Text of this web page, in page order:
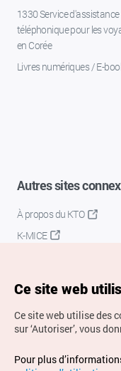
1330 Service d'assistance
téléphonique pour les
en Corée
Livres numériques / E-
Autres sites
À propos du KTO
K-MICE
Droits d’auteur (c)
Ce site web
Ce site web utilise des
sur ‘Autoriser’, vous
Pour plus